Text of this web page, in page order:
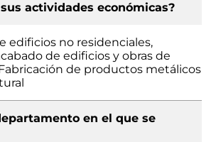
actividades económicas?
edificios no residenciales,
de edificios y obras de
de productos metálicos
en el que se